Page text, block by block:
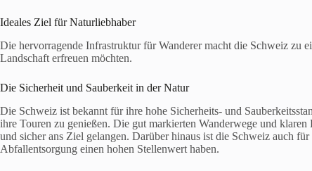
Ideales Ziel für Naturliebhaber
Die hervorragende Infrastruktur für Wanderer macht die Schweiz zu
Landschaft erfreuen möchten.
Die Sicherheit und Sauberkeit in der Natur
Die Schweiz ist bekannt für ihre hohe Sicherheits- und
ihre Touren zu genießen. Die gut markierten Wanderwege und
und sicher ans Ziel gelangen. Darüber hinaus ist die Schweiz auch
Abfallentsorgung einen hohen Stellenwert haben.